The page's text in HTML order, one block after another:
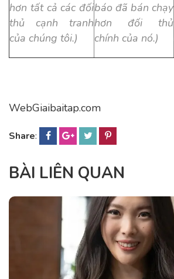
hơn tất cả các đối
thủ cạnh tranh
của chúng tôi.)
báo đã bán chạy
hơn đối thủ
chính của nó.)
WebGiaibaitap.com
Share:
BÀI LIÊN QUAN